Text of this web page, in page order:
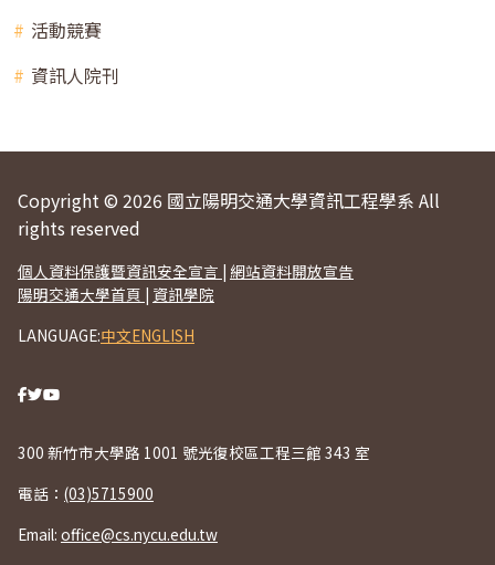
活動競賽
資訊人院刊
Copyright © 2026 國立陽明交通大學資訊工程學系 All
rights reserved
個人資料保護暨資訊安全宣言 | 網站資料開放宣告
陽明交通大學首頁 | 資訊學院
LANGUAGE:中文ENGLISH
300 新竹市大學路 1001 號光復校區工程三館 343 室
電話： (03)5715900
Email: office@cs.nycu.edu.tw